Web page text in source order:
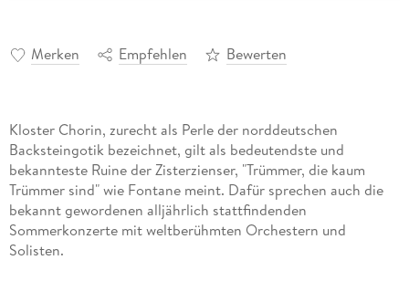
Merken Empfehlen Bewerten
Kloster Chorin, zurecht als Perle der norddeutschen
Backsteingotik bezeichnet, gilt als bedeutendste und
bekannteste Ruine der Zisterzienser, "Trümmer, die kaum
Trümmer sind" wie Fontane meint. Dafür sprechen auch die
bekannt gewordenen alljährlich stattfindenden
Sommerkonzerte mit weltberühmten Orchestern und
Solisten.